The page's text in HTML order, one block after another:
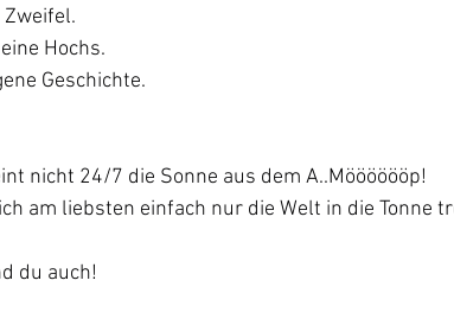
Zweifel.
Hochs.
Geschichte.
nicht 24/7 die Sonne aus dem A..Mööööööp!
am liebsten einfach nur die Welt in die Tonne
du auch!